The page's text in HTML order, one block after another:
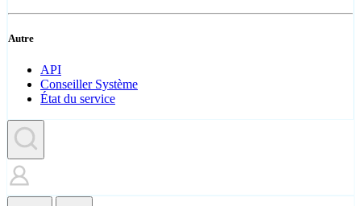
Autre
API
Conseiller Système
État du service